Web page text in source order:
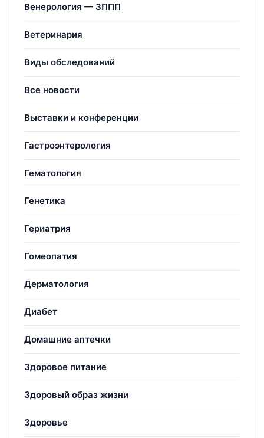
Венерология — ЗППП
Ветеринария
Виды обследований
Все новости
Выставки и конференции
Гастроэнтерология
Гематология
Генетика
Гериатрия
Гомеопатия
Дерматология
Диабет
Домашние аптечки
Здоровое питание
Здоровый образ жизни
Здоровье